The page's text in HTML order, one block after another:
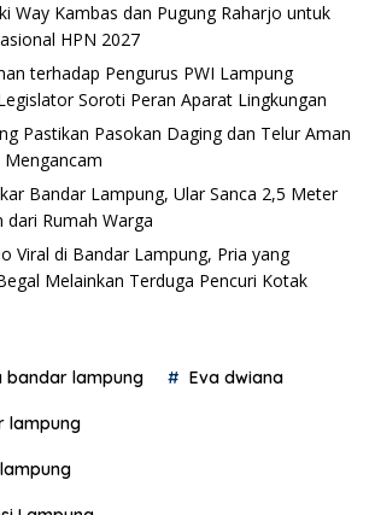
Way Kambas dan Pugung Raharjo untuk
HPN 2027
terhadap Pengurus PWI Lampung
Soroti Peran Aparat Lingkungan
Pastikan Pasokan Daging dan Telur Aman
Bandar Lampung, Ular Sanca 2,5 Meter
dari Rumah Warga
Viral di Bandar Lampung, Pria yang
Melainkan Terduga Pencuri Kotak
bandar lampung Eva dwiana
lampung